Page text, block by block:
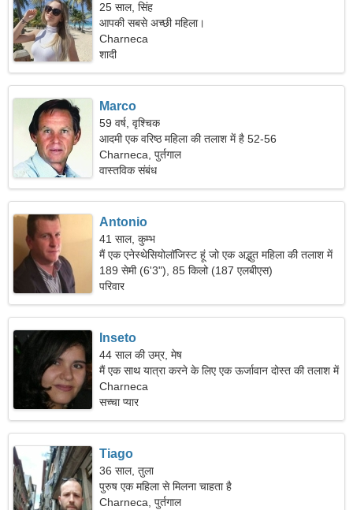
25 साल, सिंह
आपकी सबसे अच्छी महिला।
Charneca
शादी
Marco
59 वर्ष, वृश्चिक
आदमी एक वरिष्ठ महिला की तलाश में है 52-56
Charneca, पुर्तगाल
वास्तविक संबंध
Antonio
41 साल, कुम्भ
मैं एक एनेस्थेसियोलॉजिस्ट हूं जो एक अद्भुत महिला की तलाश में
है।
189 सेमी (6'3"), 85 किलो (187 एलबीएस)
परिवार
Inseto
44 साल की उम्र, मेष
मैं एक साथ यात्रा करने के लिए एक ऊर्जावान दोस्त की तलाश में
हूं।
Charneca
सच्चा प्यार
Tiago
36 साल, तुला
पुरुष एक महिला से मिलना चाहता है
Charneca, पुर्तगाल